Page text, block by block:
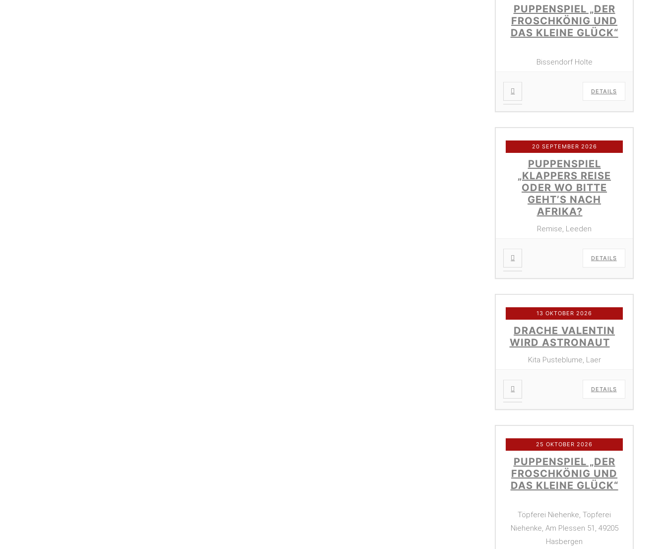
PUPPENSPIEL „DER
FROSCHKÖNIG UND
DAS KLEINE GLÜCK“
Bissendorf Holte
DETAILS
20 SEPTEMBER 2026
PUPPENSPIEL
„KLAPPERS REISE
ODER WO BITTE
GEHT’S NACH
AFRIKA?
Remise, Leeden
DETAILS
13 OKTOBER 2026
DRACHE VALENTIN
WIRD ASTRONAUT
Kita Pusteblume, Laer
DETAILS
25 OKTOBER 2026
PUPPENSPIEL „DER
FROSCHKÖNIG UND
DAS KLEINE GLÜCK“
Töpferei Niehenke, Töpferei
Niehenke, Am Plessen 51, 49205
Hasbergen